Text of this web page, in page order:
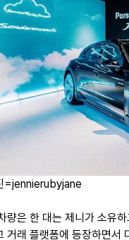
=jennierubyjane
량은 한 대는 제니가 소유
거래 플랫폼에 등장하면서